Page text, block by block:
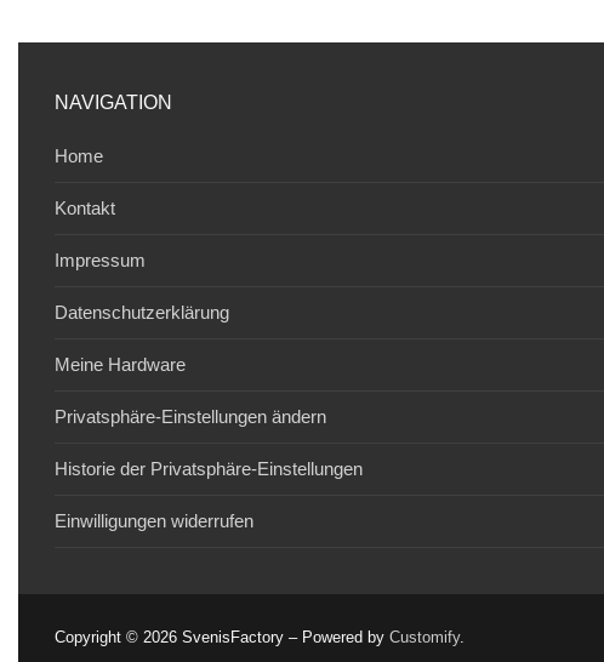
NAVIGATION
Home
Kontakt
Impressum
Datenschutzerklärung
Meine Hardware
Privatsphäre-Einstellungen ändern
Historie der Privatsphäre-Einstellungen
Einwilligungen widerrufen
Copyright © 2026 SvenisFactory – Powered by Customify.